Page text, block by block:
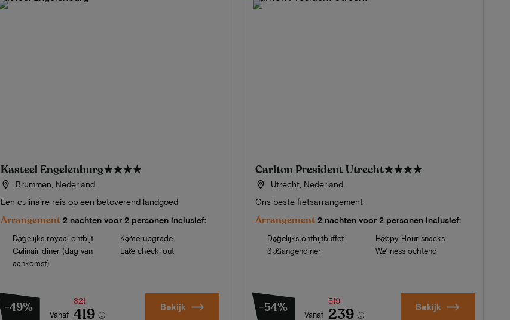
Kasteel Engelenburg★★★★
Brummen, Nederland
Een culinaire reis op een betoverend landgoed
Arrangement 2 nachten voor 2 personen inclusief:
Dagelijks royaal ontbijt
Culinair diner (dag van
aankomst)
Kamerupgrade
Late check-out
-49% Vanaf
821
419 Bekijk
Carlton President Utrecht★★★★
Utrecht, Nederland
Ons beste fietsarrangement
Arrangement 2 nachten voor 2 personen inclusief:
Dagelijks ontbijtbuffet
3-Gangendiner
Happy Hour snacks
Wellness ochtend
-54% Vanaf
519
239 Bekijk